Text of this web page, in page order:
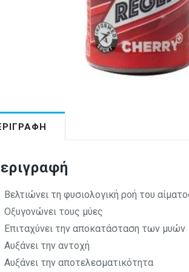
Βελτιώνει τη φυσιολογική ροή του
Οξυγονώνει τους μύες
Επιταχύνει την αποκατάσταση των μυών
Αυξάνει την αντοχή
Αυξάνει την αποτελεσματικότητα